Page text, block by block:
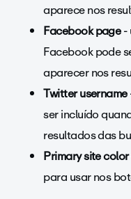
aparece nos
Facebook page-
Facebook pode
aparecer nos
Twitter username
ser incluído
resultados das
Primary site color
para usar nos